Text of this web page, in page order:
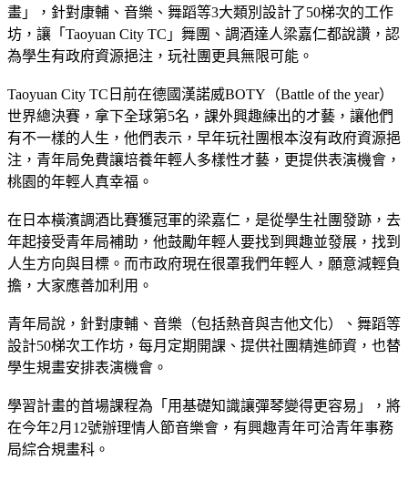
畫」，針對康輔、音樂、舞蹈等3大類別設計了50梯次的工作
坊，讓「Taoyuan City TC」舞團、調酒達人梁嘉仁都說讚，認
為學生有政府資源挹注，玩社團更具無限可能。
Taoyuan City TC日前在德國漢諾威BOTY（Battle of the year）
世界總決賽，拿下全球第5名，課外興趣練出的才藝，讓他們
有不一樣的人生，他們表示，早年玩社團根本沒有政府資源挹
注，青年局免費讓培養年輕人多樣性才藝，更提供表演機會，
桃園的年輕人真幸福。
在日本橫濱調酒比賽獲冠軍的梁嘉仁，是從學生社團發跡，去
年起接受青年局補助，他鼓勵年輕人要找到興趣並發展，找到
人生方向與目標。而市政府現在很罩我們年輕人，願意減輕負
擔，大家應善加利用。
青年局說，針對康輔、音樂（包括熱音與吉他文化）、舞蹈等
設計50梯次工作坊，每月定期開課、提供社團精進師資，也替
學生規畫安排表演機會。
學習計畫的首場課程為「用基礎知識讓彈琴變得更容易」，將
在今年2月12號辦理情人節音樂會，有興趣青年可洽青年事務
局綜合規畫科。